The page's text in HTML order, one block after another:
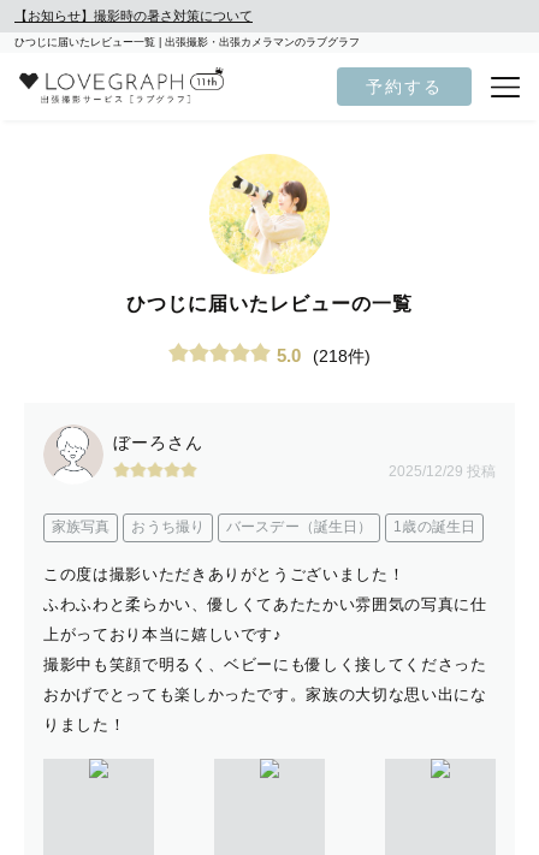
【お知らせ】撮影時の暑さ対策について
ひつじに届いたレビュー一覧 | 出張撮影・出張カメラマンのラブグラフ
予約する
ひつじに届いたレビューの一覧
5.0 (218件)
ぼーろさん
2025/12/29 投稿
家族写真 おうち撮り バースデー（誕生日） 1歳の誕生日
この度は撮影いただきありがとうございました！
ふわふわと柔らかい、優しくてあたたかい雰囲気の写真に仕
上がっており本当に嬉しいです♪
撮影中も笑顔で明るく、ベビーにも優しく接してくださった
おかげでとっても楽しかったです。家族の大切な思い出にな
りました！